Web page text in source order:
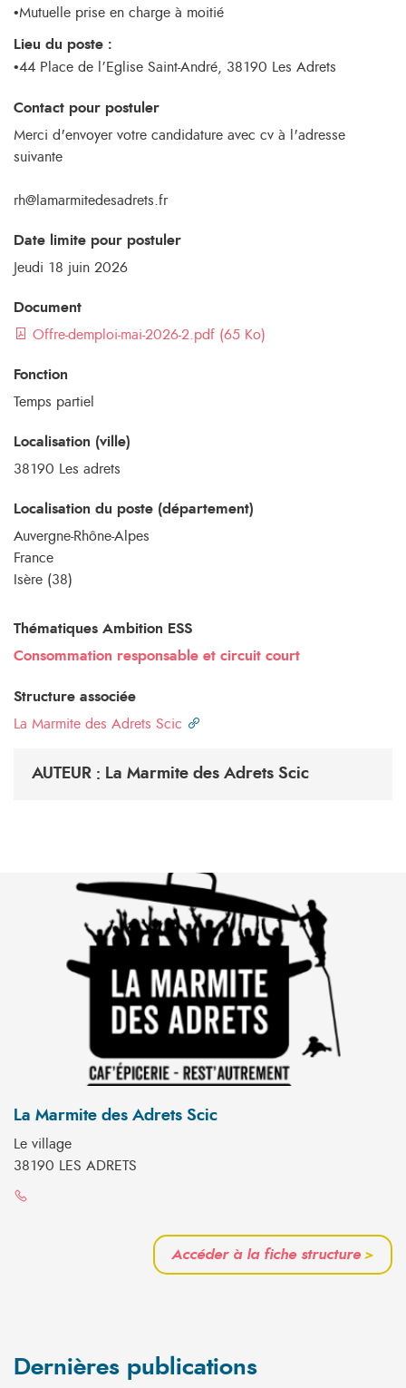
•Mutuelle prise en charge à moitié
Lieu du poste :
•44 Place de l’Eglise Saint-André, 38190 Les Adrets
Contact pour postuler
Merci d'envoyer votre candidature avec cv à l'adresse
suivante
rh@lamarmitedesadrets.fr
Date limite pour postuler
Jeudi 18 juin 2026
Document
Offre-demploi-mai-2026-2.pdf (65 Ko)
Fonction
Temps partiel
Localisation (ville)
38190 Les adrets
Localisation du poste (département)
Auvergne-Rhône-Alpes
France
Isère (38)
Thématiques Ambition ESS
Consommation responsable et circuit court
Structure associée
La Marmite des Adrets Scic
AUTEUR : La Marmite des Adrets Scic
La Marmite des Adrets Scic
Le village
38190 LES ADRETS
Accéder à la fiche structure>
Dernières publications